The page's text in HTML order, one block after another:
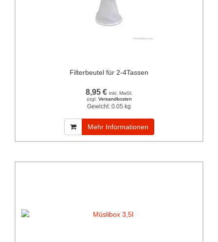
Filterbeutel für 2-4Tassen
8,95 € inkl. MwSt.
zzgl. Versandkosten
Gewicht: 0.05 kg
Mehr Informationen